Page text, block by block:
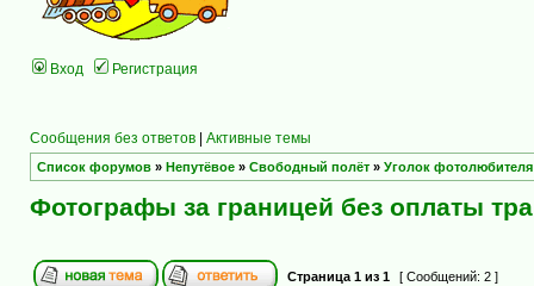
Вход Регистрация
Сообщения без ответов | Активные темы
Список форумов » Непутёвое » Свободный полёт » Уголок фотолюбителя
Фотографы за границей без оплаты
Страница 1 из 1 [ Сообщений: 2 ]